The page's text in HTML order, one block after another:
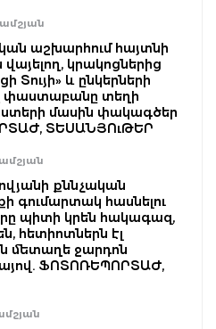
աշխարհում հայտնի
վայելող, կրակոցներից
և ընկերների
փաստաբանը տեղի
մասին փակագծեր
ՏԵՍԱՆՅՈւԹԵՐ
քննչական
գումարտակ հասնելու
պիտի կրեն հակագազ,
հետիոտներն էլ
մետաղե ջարդոն
ՖՈՏՈՌԵՊՈՐՏԱԺ,